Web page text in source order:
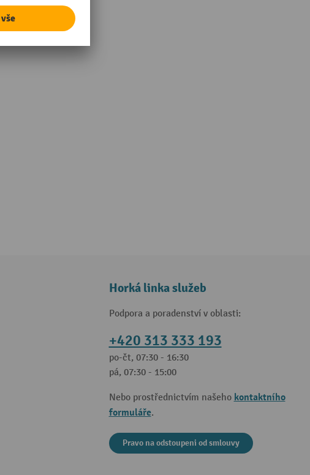
Horká linka služeb
Podpora a poradenství v oblasti:
+420 313 333 193
po-čt, 07:30 - 16:30
pá, 07:30 - 15:00
Nebo prostřednictvím našeho kontaktního
formuláře.
Pravo na odstoupeni od smlouvy